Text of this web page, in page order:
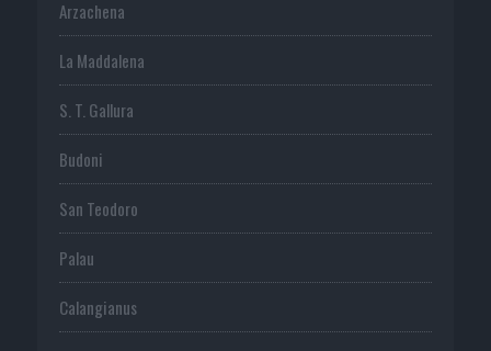
Arzachena
La Maddalena
S. T. Gallura
Budoni
San Teodoro
Palau
Calangianus